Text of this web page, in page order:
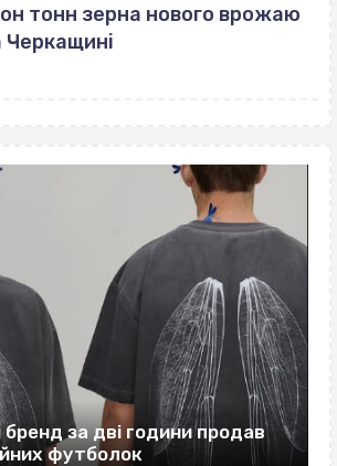
тонн зерна нового врожаю
за дві години продав
футболок